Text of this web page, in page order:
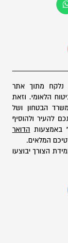
נלקח מתוך אתר
הלאומי. וזאת
הבטחון ושל
להעיר ולהוסיף
באמצעות הדואר
הצורך יבוצעו